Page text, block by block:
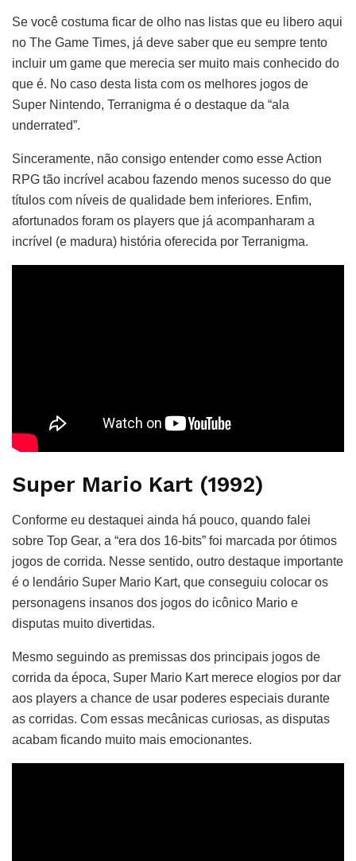
Se você costuma ficar de olho nas listas que eu libero aqui
no The Game Times, já deve saber que eu sempre tento
incluir um game que merecia ser muito mais conhecido do
que é. No caso desta lista com os melhores jogos de
Super Nintendo, Terranigma é o destaque da “ala
underrated”.
Sinceramente, não consigo entender como esse Action
RPG tão incrível acabou fazendo menos sucesso do que
títulos com níveis de qualidade bem inferiores. Enfim,
afortunados foram os players que já acompanharam a
incrível (e madura) história oferecida por Terranigma.
Super Mario Kart (1992)
Conforme eu destaquei ainda há pouco, quando falei
sobre Top Gear, a “era dos 16-bits” foi marcada por ótimos
jogos de corrida. Nesse sentido, outro destaque importante
é o lendário Super Mario Kart, que conseguiu colocar os
personagens insanos dos jogos do icônico Mario e
disputas muito divertidas.
Mesmo seguindo as premissas dos principais jogos de
corrida da época, Super Mario Kart merece elogios por dar
aos players a chance de usar poderes especiais durante
as corridas. Com essas mecânicas curiosas, as disputas
acabam ficando muito mais emocionantes.